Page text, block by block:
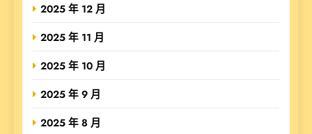
2025 年 12 月
2025 年 11 月
2025 年 10 月
2025 年 9 月
2025 年 8 月